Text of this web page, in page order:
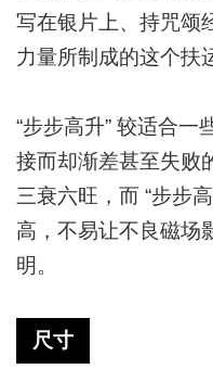
写在银片上、持咒颂
力量所制成的这个扶
“步步高升” 较适合一
接而却渐差甚至失败
三衰六旺，而 “步步
高，不易让不良磁场
明。
尺寸